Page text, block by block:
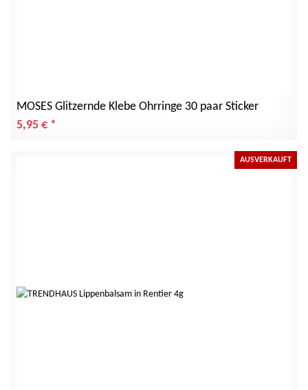
MOSES Glitzernde Klebe Ohrringe 30 paar Sticker
5,95 € *
AUSVERKAUFT